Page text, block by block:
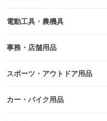
電動工具・農機具
事務・店舗用品
スポーツ・アウトドア用品
カー・バイク用品